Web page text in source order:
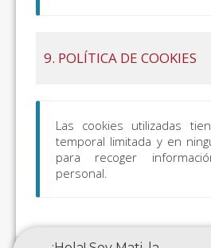
9. POLÍTICA DE COOKIES
Las cookies utilizadas
temporal limitada y en
para recoger
personal.